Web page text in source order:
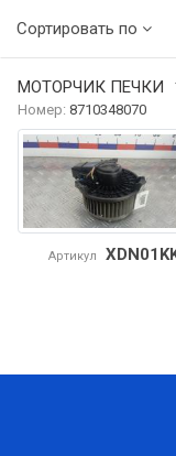
Сортировать по
МОТОРЧИК ПЕЧКИ
Номер: 8710348070
Артикул